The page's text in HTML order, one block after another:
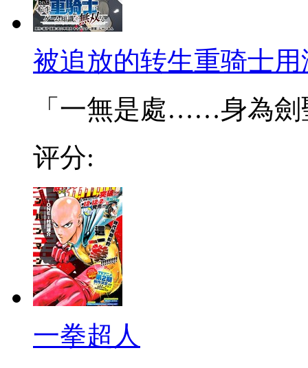
被追放的转生重骑士
「一無是處……身為劍
评分:
一拳超人